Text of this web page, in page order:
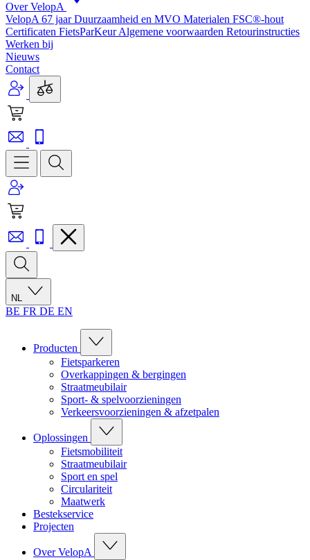
Over VelopA
VelopA 67 jaarDuurzaamheid en MVO Materialen FSC®-hout
Certificaten FietsParKeurAlgemene voorwaarden Retourinstructies
Werken bij
Nieuws
Contact
NL
BE FR DE EN
Producten
Fietsparkeren
Overkappingen & bergingen
Straatmeubilair
Sport- & spelvoorzieningen
Verkeersvoorzieningen & afzetpalen
Oplossingen
Fietsmobiliteit
Straatmeubilair
Sport en spel
Circulariteit
Maatwerk
Bestekservice
Projecten
Over VelopA